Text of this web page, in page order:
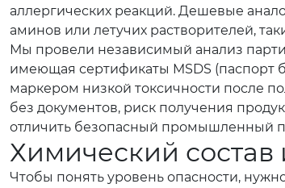
аллергических реакций. Дешевые
аминов или летучих растворителей,
Мы провели независимый анализ
имеющая сертификаты MSDS (паспорт
маркером низкой токсичности после
без документов, риск получения
отличить безопасный промышленный
Химический состав
Чтобы понять уровень опасности,